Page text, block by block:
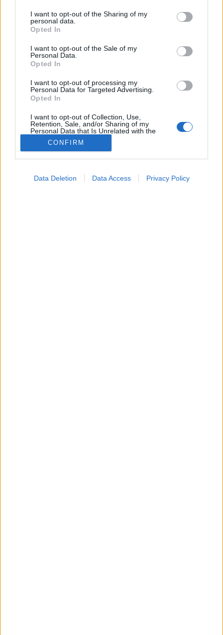
not limited to your visit or usage behaviour. You may click to
grant or deny consent to Google and its third-party tags to
use your data for below specified purposes in below Google
consent section.
I want to opt-out of the Sharing of my
personal data.
Opted In
I want to opt-out of the Sale of my
Personal Data.
Opted In
I want to opt-out of processing my
Personal Data for Targeted Advertising.
Opted In
I want to opt-out of Collection, Use,
Retention, Sale, and/or Sharing of my
Personal Data that Is Unrelated with the
Purposes for which it was collected.
Opted Out
CONFIRM
Data Deletion Data Access Privacy Policy